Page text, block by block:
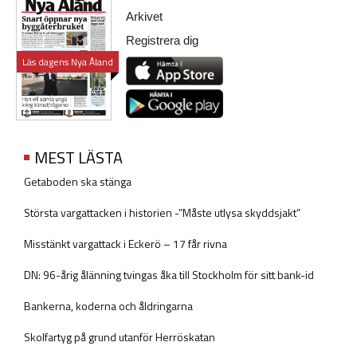
Läs dagens Nya Åland
Arkivet
Registrera dig
MEST LÄSTA
Getaboden ska stänga
Största vargattacken i historien -”Måste utlysa skyddsjakt”
Misstänkt vargattack i Eckerö – 17 får rivna
DN: 96-årig ålänning tvingas åka till Stockholm för sitt bank-id
Bankerna, koderna och åldringarna
Skolfartyg på grund utanför Herröskatan